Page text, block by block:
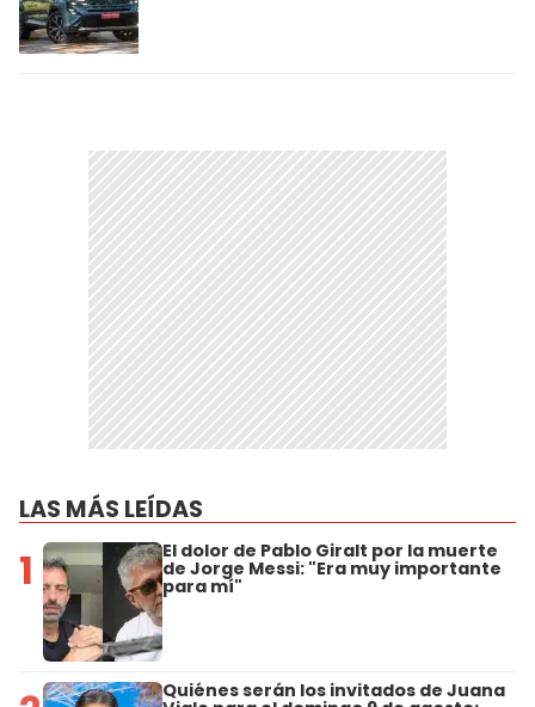
LAS MÁS LEÍDAS
1 El dolor de Pablo Giralt por la muerte
de Jorge Messi: "Era muy importante
para mí"
Quiénes serán los invitados de Juana